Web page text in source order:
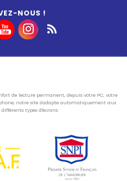
NOUS !
de lecture permanent, depuis votre PC, votre
notre site s'adapte automatiquement aux
différents types d'écrans